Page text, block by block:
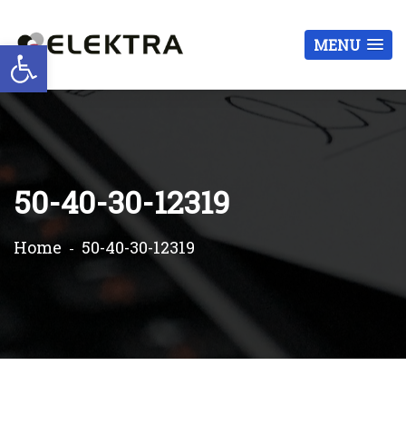
Otwórz pasek narzędzi MENU
50-40-30-12319
Home 50-40-30-12319